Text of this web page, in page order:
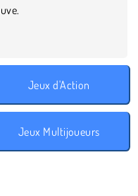
Jeux d'Action
Jeux Multijoueurs